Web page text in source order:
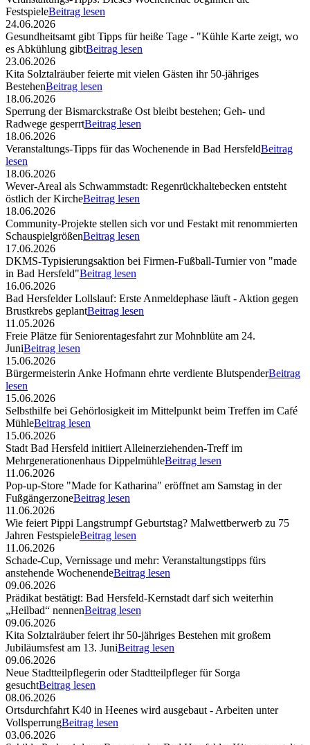
FestspieleBeitrag lesen
24.06.2026
Gesundheitsamt gibt Tipps für heiße Tage - "Kühle Karte zeigt, wo
es Abkühlung gibtBeitrag lesen
23.06.2026
Kita Solztalräuber feierte mit vielen Gästen ihr 50-jähriges
BestehenBeitrag lesen
18.06.2026
Sperrung der Bismarckstraße Ost bleibt bestehen; Geh- und
Radwege gesperrtBeitrag lesen
18.06.2026
Veranstaltungs-Tipps für das Wochenende in Bad HersfeldBeitrag
lesen
18.06.2026
Wever-Areal als Schwammstadt: Regenrückhaltebecken entsteht
östlich der KircheBeitrag lesen
18.06.2026
Community-Projekte stellen sich vor und Festakt mit renommierten
SchauspielgrößenBeitrag lesen
17.06.2026
DKMS-Typisierungsaktion bei Firmen-Fußball-Turnier von "made
in Bad Hersfeld"Beitrag lesen
16.06.2026
Bad Hersfelder Lollslauf: Erste Anmeldephase läuft - Aktion gegen
Brustkrebs geplantBeitrag lesen
11.05.2026
Freie Plätze für Seniorentagesfahrt zur Mohnblüte am 24.
JuniBeitrag lesen
15.06.2026
Bürgermeisterin Anke Hofmann ehrte verdiente BlutspenderBeitrag
lesen
15.06.2026
Selbsthilfe bei Gehörlosigkeit im Mittelpunkt beim Treffen im Café
MühleBeitrag lesen
15.06.2026
Stadt Bad Hersfeld initiiert Alleinerziehenden-Treff im
Mehrgenerationenhaus DippelmühleBeitrag lesen
11.06.2026
Pop-up-Store "Made for Katharina" eröffnet am Samstag in der
FußgängerzoneBeitrag lesen
11.06.2026
Wie feiert Pippi Langstrumpf Geburtstag? Malwettberwerb zu 75
Jahren FestspieleBeitrag lesen
11.06.2026
Schade-Cup, Vernissage und mehr: Veranstaltungstipps fürs
anstehende WochenendeBeitrag lesen
09.06.2026
Prädikat bestätigt: Bad Hersfeld-Kernstadt darf sich weiterhin
„Heilbad“ nennenBeitrag lesen
09.06.2026
Kita Solztalräuber feiert ihr 50-jähriges Bestehen mit großem
Jubiläumsfest am 13. JuniBeitrag lesen
09.06.2026
Neue Stadtteilpflegerin oder Stadtteilpfleger für Sorga
gesuchtBeitrag lesen
08.06.2026
Ortsdurchfahrt K40 in Heenes wird ausgebaut - Arbeiten unter
VollsperrungBeitrag lesen
03.06.2026